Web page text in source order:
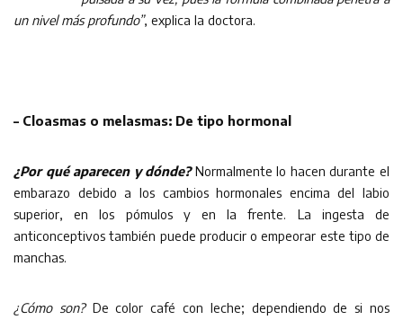
un nivel más profundo”, explica la doctora.
– Cloasmas o melasmas: De tipo hormonal
¿Por qué aparecen y dónde? Normalmente lo hacen durante el
embarazo debido a los cambios hormonales encima del labio
superior, en los pómulos y en la frente. La ingesta de
anticonceptivos también puede producir o empeorar este tipo de
manchas.
¿Cómo son? De color café con leche; dependiendo de si nos